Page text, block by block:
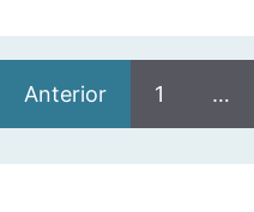
Anterior 1 …